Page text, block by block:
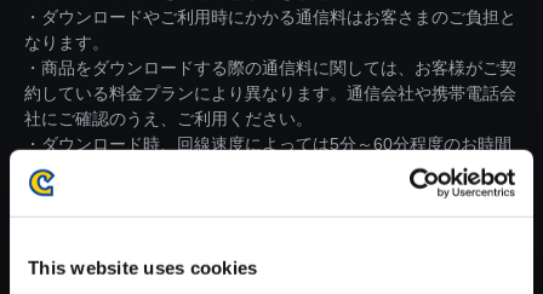
This website uses cookies
・ダウンロードやご利用時にかかる通信料はお客さまのご負担と
なります。
・商品をダウンロードする際の通信料に関しては、お客様がご契
約している料金プランにより異なります。通信会社や携帯電話会
社にご確認のうえ、ご利用ください。
・ダウンロード時、回線速度によっては5分～60分程度のお時間
がかかる場合がございます。
※ご購入いただいたファイルのダウンロードの際には、通信環境
が安定しているWifi環境でお試しください。